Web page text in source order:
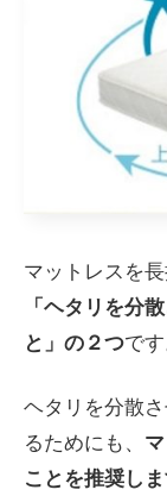
マットレスを
「ヘタリを分
と」の２つです
ヘタリを分散
るためにも、
ことを推奨し